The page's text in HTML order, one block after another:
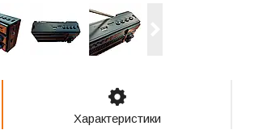
Характеристики